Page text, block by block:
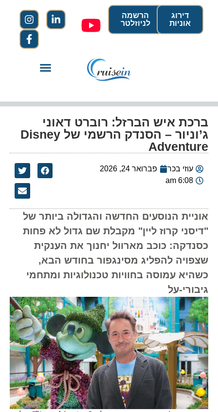
הרשמה
לניוזלטר
דירוג
אוניות
ברכת איש הברזל: רוברט דאוני
ג’וניור – הסנדק הרשמי של Disney
Adventure
עוזי בכר
פברואר 24, 2026
6:08 am
אוניית הנוסעים החדשה והגדולה ביותר של
"דיסני קרוז ליין" מקבלת שם גדול לא פחות
כסנדקה: כוכב מארוול יחנוך את הענקית
שצפויה להפליג מסינגפור בחודש הבא,
כשהיא עמוסה בחוויות טכנולוגיות ומתחמי
גיבורי-על